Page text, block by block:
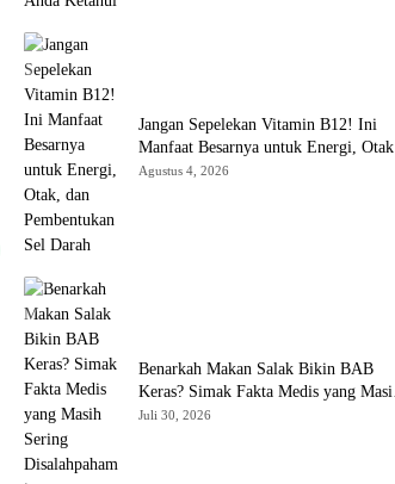
Jangan Sepelekan Vitamin B12! Ini
Manfaat Besarnya untuk Energi, Otak,
dan Pembentukan Sel Darah
Agustus 4, 2026
Benarkah Makan Salak Bikin BAB
Keras? Simak Fakta Medis yang Masih
Sering Disalahpahami
Juli 30, 2026